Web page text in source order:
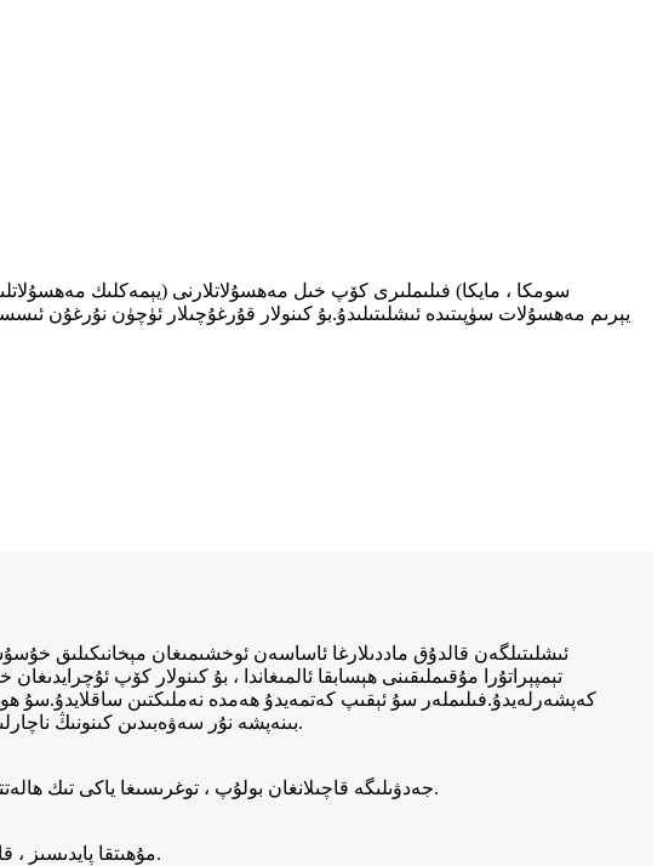
تېمپېراتۇرا مۇقىملىقىنى ھېسابقا ئالمىغاندا ، بۇ كىنولار كۆپ
كەپشەرلەيدۇ.فىلىملەر سۇ ئېقىپ كەتمەيدۇ ھەمدە نەملىكتىن ساقلايدۇ.سۇ
بىنەپشە نۇر سەۋەبىدىن كىنونىڭ ناچارلىشىشىنى كەلتۈرۈپ چىقىرىدۇ.خېرىدارنىڭ تەلىپىگە ئاساسەن ، مۇۋاپىق خۇرۇچلار بىلەن فىلىمنىڭ ئۆمرىنى ئۇزارتقىلى بولىدۇ.
روللار PE جەدۋىلىگە قاچىلانغان بولۇپ ، توغرىسىغا ياكى تىك ھالەتتە پەلەمپەيگە قويۇلغان.سوزۇلغان پىلاستىنكا ياكى پەلەمپەيسىمان قاپقاق بىلەن قوغدىلىدۇ ۋە مۇقىملاشتۇرۇلىدۇ.
مۇھىتقا پايدىسىز ، قايتا پايدىلىنىشقا بولىدىغان ، فىلىملەرنى ئەخلەت ساندۇقىغا قويغىلى ياكى كۆيدۈرگىلى بولىدىغان زىيانلىق ماددىلار كۆرۈنمەيدۇ.